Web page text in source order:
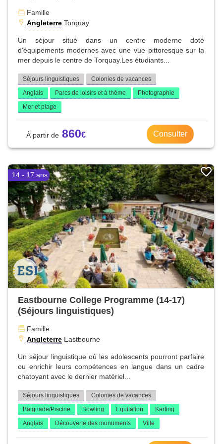
Famille
Angleterre Torquay
Un séjour situé dans un centre moderne doté
d'équipements modernes avec une vue pittoresque sur la
mer depuis le centre de Torquay.Les étudiants...
Séjours linguistiques
Colonies de vacances
Anglais
Parcs de loisirs et à thème
Photographie
Mer et plage
860 Consulter
14 - 17 ans
Eastbourne College Programme (14-17)
(Séjours linguistiques)
Famille
Angleterre Eastbourne
Un séjour linguistique où les adolescents pourront parfaire
ou enrichir leurs compétences en langue dans un cadre
chatoyant avec le dernier matériel...
Séjours linguistiques
Colonies de vacances
Baignade/Piscine
Bowling Equitation
Karting
Anglais
Découverte des monuments Ville